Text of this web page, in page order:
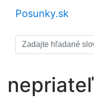
Posunky.sk
nepriateľ